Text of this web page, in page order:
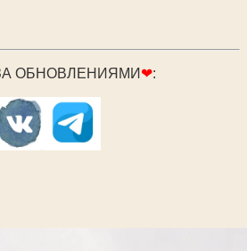
ОБНОВЛЕНИЯМИ ❤: